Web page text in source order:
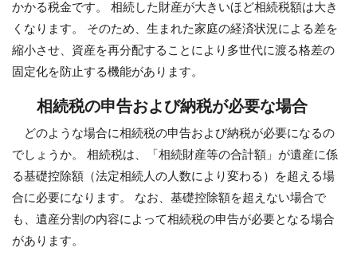
かかる税金です。 相続した財産が大きいほど相続税額は大き
くなります。 そのため、生まれた家庭の経済状況による差を
縮小させ、資産を再分配することにより多世代に渡る格差の
固定化を防止する機能があります。
相続税の申告および納税が必要な場合
どのような場合に相続税の申告および納税が必要になるの
でしょうか。 相続税は、「相続財産等の合計額」が遺産に係
る基礎控除額（法定相続人の人数により変わる）を超える場
合に必要になります。 なお、基礎控除額を超えない場合で
も、遺産分割の内容によって相続税の申告が必要となる場合
があります。